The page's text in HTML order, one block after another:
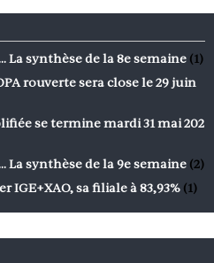
La synthèse de la 8e semaine (1)
rouverte sera close le 29 juin
se termine mardi 31 mai 202
La synthèse de la 9e semaine (2)
IGE+XAO, sa filiale à 83,93% (1)